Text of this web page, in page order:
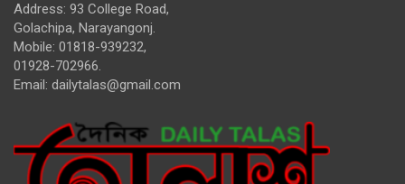
Address: 93 College Road,
Golachipa, Narayangonj.
Mobile: 01818-939232,
01928-702966.
Email: dailytalas@gmail.com